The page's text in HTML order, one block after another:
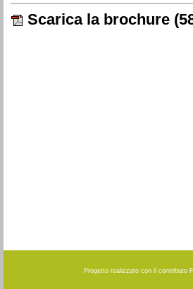
Scarica la brochure
Progetto realizzato con il contributo